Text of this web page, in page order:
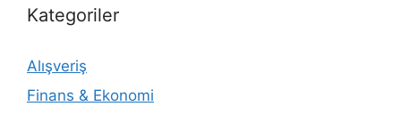
Kategoriler
Alışveriş
Finans & Ekonomi